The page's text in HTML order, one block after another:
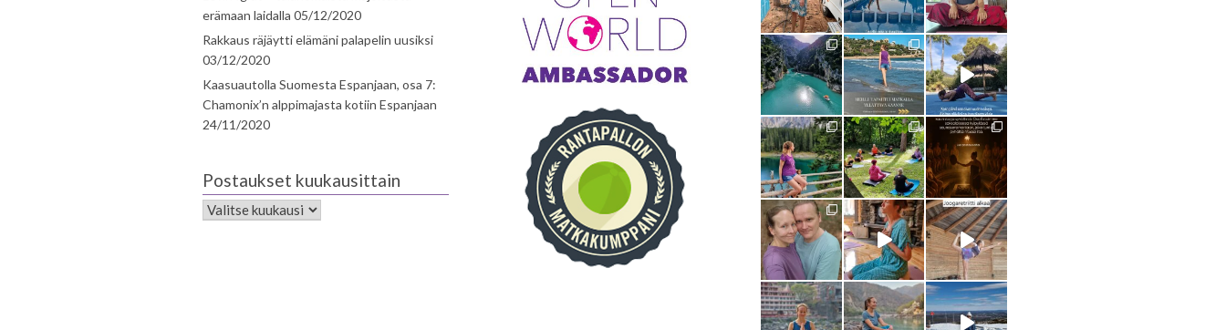
erämaan laidalla 05/12/2020
Rakkaus räjäytti elämäni palapelin uusiksi
03/12/2020
Kaasuautolla Suomesta Espanjaan, osa 7:
Chamonix’n alppimajasta kotiin Espanjaan
24/11/2020
Postaukset kuukausittain